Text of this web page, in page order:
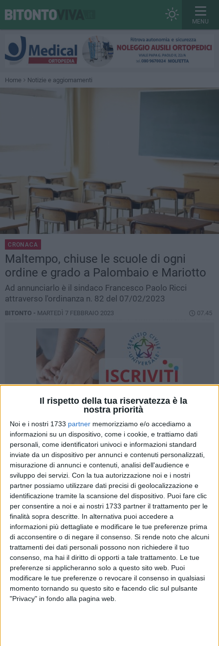
Il rispetto della tua riservatezza è la
nostra priorità
Noi e i nostri 1733 partner memorizziamo e/o accediamo a
informazioni su un dispositivo, come i cookie, e trattiamo dati
personali, come identificatori univoci e informazioni standard
inviate da un dispositivo per annunci e contenuti personalizzati,
misurazione di annunci e contenuti, analisi dell'audience e
sviluppo dei servizi. Con la tua autorizzazione noi e i nostri
partner possiamo utilizzare dati precisi di geolocalizzazione e
identificazione tramite la scansione del dispositivo. Puoi fare clic
per consentire a noi e ai nostri 1733 partner il trattamento per le
finalità sopra descritte. In alternativa puoi accedere a
informazioni più dettagliate e modificare le tue preferenze prima
di acconsentire o di negare il consenso. Si rende noto che alcuni
trattamenti dei dati personali possono non richiedere il tuo
consenso, ma hai il diritto di opporti a tale trattamento. Le tue
preferenze si applicheranno solo a questo sito web. Puoi
modificare le tue preferenze o revocare il consenso in qualsiasi
momento tornando su questo sito e facendo clic sul pulsante
"Privacy" in fondo alla pagina web.
MENU
Home Notizie e aggiornamenti
CRONACA
Maltempo, chiuse le scuole di ogni
ordine e grado a Palombaio e Mariotto
Ad annunciarlo è il sindaco Francesco Paolo Ricci
attraverso l'ordinanza n. 82 del 07/02/2023
BITONTO - MARTEDÌ 7 FEBBRAIO 2023 07.45
Chiuse in data odierna, martedì 7 febbraio , tutte le scuole di
ogni ordine e grado a PalombaioeMariotto. Ad annunciarlo
è il sindaco
Francesco Paolo Ricci
attraverso l'ordinanza n.
82 del 07/02/2023. A causa delle avverse condizioni
meteorologiche, che stanno determinandonevicate nelle
frazioni di Palombaio e Mariotto e la formazione dighiaccio
su strada, il primo cittadino ha ravvisato l'esigenza di
limitare al massimo gli spostamenti di persone e veicoli sul
territorio delle frazioni, al fine di garantire la pubblica